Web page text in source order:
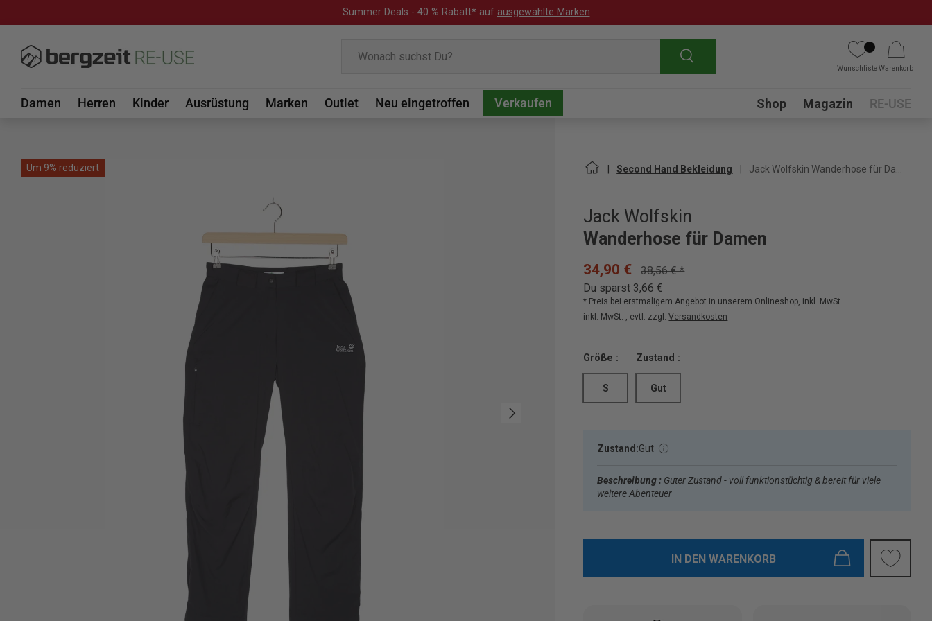
Summer Deals - 40 % Rabatt* auf ausgewählte Marken
Suchen
WunschlisteWarenkorb
Damen Herren Kinder Ausrüstung Marken Outlet Neu eingetroffen Verkaufen Submenu
Shop Magazin RE-USE
Um 9% reduziert
Nächste
Second Hand Bekleidung
Jack Wolfskin
Wanderhose für Damen
34,90 €
38,56 € *
Du sparst 3,66 €
* Preis bei erstmaligem Angebot in unserem Onlineshop, inkl. MwSt.
inkl. MwSt. , evtl. zzgl.Versandkosten
Größe :
S
Zustand :
Gut
Zustand:Gut
Beschreibung : Guter Zustand - voll funktionstüchtig & bereit für viele
weitere Abenteuer
IN DEN WARENKORB